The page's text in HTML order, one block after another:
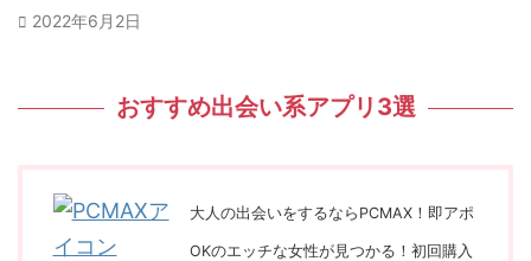
2022年6月2日
おすすめ出会い系アプリ3選
大人の出会いをするならPCMAX！即アポ
OKのエッチな女性が見つかる！初回購入